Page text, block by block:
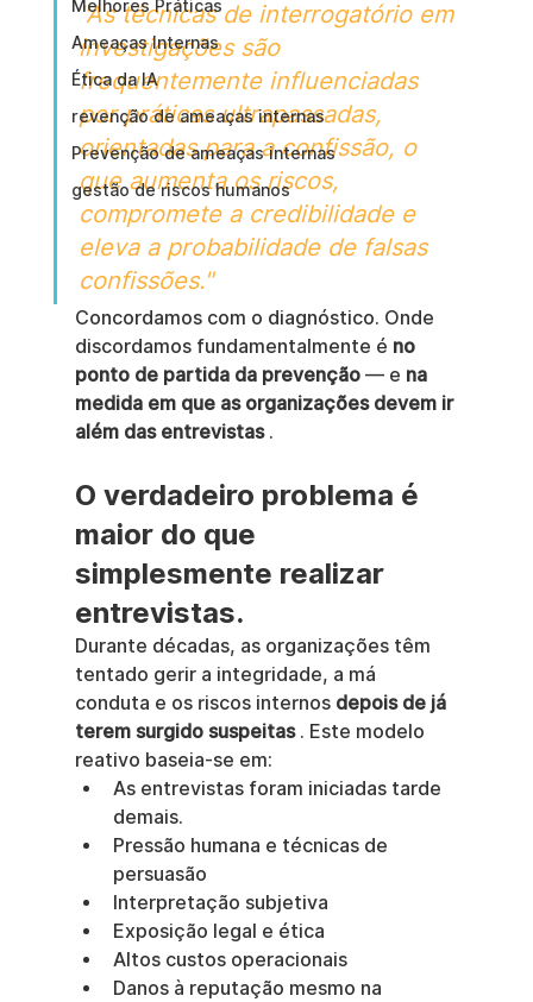
Melhores Práticas
Ameaças Internas
Ética da IA
revenção de ameaças internas
Prevenção de ameaças internas
gestão de riscos humanos
"As técnicas de interrogatório em
investigações são
frequentemente influenciadas
por práticas ultrapassadas,
orientadas para a confissão, o
que aumenta os riscos,
compromete a credibilidade e
eleva a probabilidade de falsas
confissões."
Concordamos com o diagnóstico. Onde
discordamos fundamentalmente é no
ponto de partida da prevenção — e na
medida em que as organizações devem ir
além das entrevistas .
O verdadeiro problema é
maior do que
simplesmente realizar
entrevistas.
Durante décadas, as organizações têm
tentado gerir a integridade, a má
conduta e os riscos internos depois de já
terem surgido suspeitas . Este modelo
reativo baseia-se em:
As entrevistas foram iniciadas tarde
demais.
Pressão humana e técnicas de
persuasão
Interpretação subjetiva
Exposição legal e ética
Altos custos operacionais
Danos à reputação mesmo na